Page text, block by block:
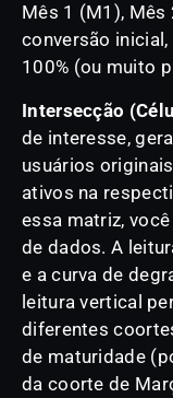
Mês 1 (M1), Mês
conversão
100% (ou muito
Intersecção
de interesse,
usuários
ativos na
essa matriz,
de dados. A
e a curva de
leitura vertical
diferentes
de maturidade
da coorte de